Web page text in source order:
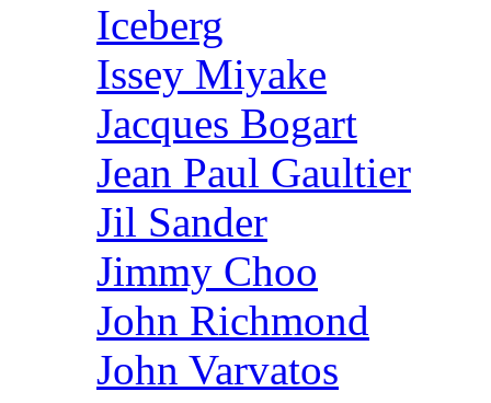
Iceberg
Issey Miyake
Jacques Bogart
Jean Paul Gaultier
Jil Sander
Jimmy Choo
John Richmond
John Varvatos